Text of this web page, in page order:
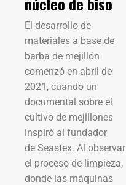
El desarrollo de
materiales a base de
barba de mejillón
comenzó en abril de
2021, cuando un
documental sobre el
cultivo de mejillones
inspiró al fundador
de Seastex. Al observar
el proceso de limpieza,
donde las máquinas